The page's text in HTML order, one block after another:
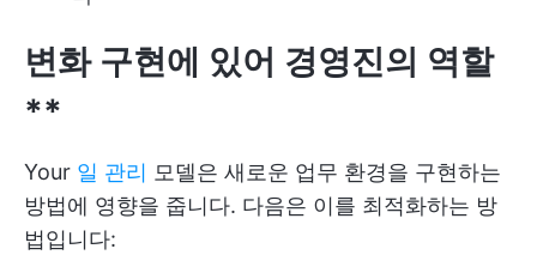
변화 구현에 있어 경영진의 역할
**
Your 일 관리 모델은 새로운 업무 환경을 구현하는
방법에 영향을 줍니다. 다음은 이를 최적화하는 방
법입니다: